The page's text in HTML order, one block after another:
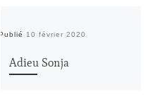
Publié 10 février 2020
Adieu Sonja